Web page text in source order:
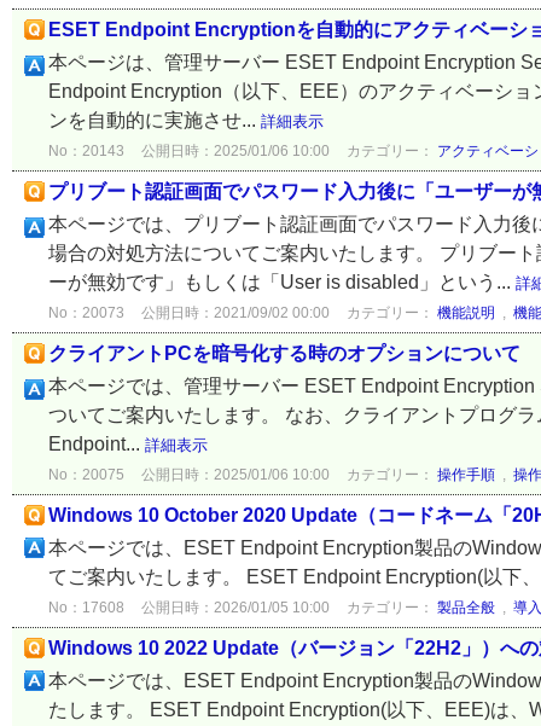
ESET Endpoint Encryptionを自動的にアクティベーシ
本ページは、管理サーバー ESET Endpoint Encryption
Endpoint Encryption（以下、EEE）のアクティベーシ
ンを自動的に実施させ... 詳細表示
No：20143 公開日時：2025/01/06 10:00 カテゴリー： アクティベー
プリブート認証画面でパスワード入力後に「ユーザー
本ページでは、プリブート認証画面でパスワード入力
場合の対処方法についてご案内いたします。 プリブー
ーが無効です」もしくは「User is disabled」という... 詳
No：20073 公開日時：2021/09/02 00:00 カテゴリー： 機能説明 , 機
クライアントPCを暗号化する時のオプションについて
本ページでは、管理サーバー ESET Endpoint
ついてご案内いたします。 なお、クライアントプログ
Endpoint... 詳細表示
No：20075 公開日時：2025/01/06 10:00 カテゴリー： 操作手順 , 操
Windows 10 October 2020 Update（コードネーム「
本ページでは、ESET Endpoint Encryption製品の
てご案内いたします。 ESET Endpoint Encryption(以下
No：17608 公開日時：2026/01/05 10:00 カテゴリー： 製品全般 , 導
Windows 10 2022 Update（バージョン「22H2」）へ
本ページでは、ESET Endpoint Encryption製品の
たします。 ESET Endpoint Encryption(以下、EEE)は